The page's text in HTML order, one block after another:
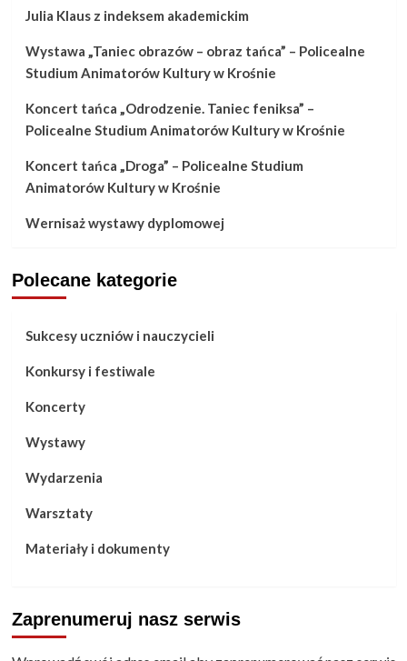
Julia Klaus z indeksem akademickim
Wystawa „Taniec obrazów – obraz tańca” – Policealne
Studium Animatorów Kultury w Krośnie
Koncert tańca „Odrodzenie. Taniec feniksa” –
Policealne Studium Animatorów Kultury w Krośnie
Koncert tańca „Droga” – Policealne Studium
Animatorów Kultury w Krośnie
Wernisaż wystawy dyplomowej
Polecane kategorie
Sukcesy uczniów i nauczycieli
Konkursy i festiwale
Koncerty
Wystawy
Wydarzenia
Warsztaty
Materiały i dokumenty
Zaprenumeruj nasz serwis